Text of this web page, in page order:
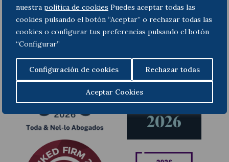
nuestra politica de cookies Puedes aceptar todas las
cookies pulsando el botón “Aceptar” o rechazar todas las
cookies o configurar tus preferencias pulsando el botón
“Configurar”
Configuración de cookies Rechazar todas
Aceptar Cookies
Reestructuraciones empresariales